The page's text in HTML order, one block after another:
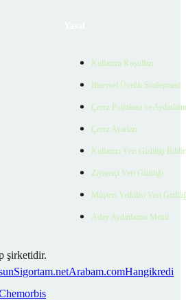
Kullanım Koşulları
Bireysel Üyelik Sözleşmesi
Çerez Politikası ve
Çerez Ayarları
Kullanıcı Veri Gizliliği
Ziyaretçi Veri Gizliliği
Müşteri Yetkilisi Veri
Aday Aydınlatma Metni
şirketidir.
Sigortam.netArabam.comHangikredi